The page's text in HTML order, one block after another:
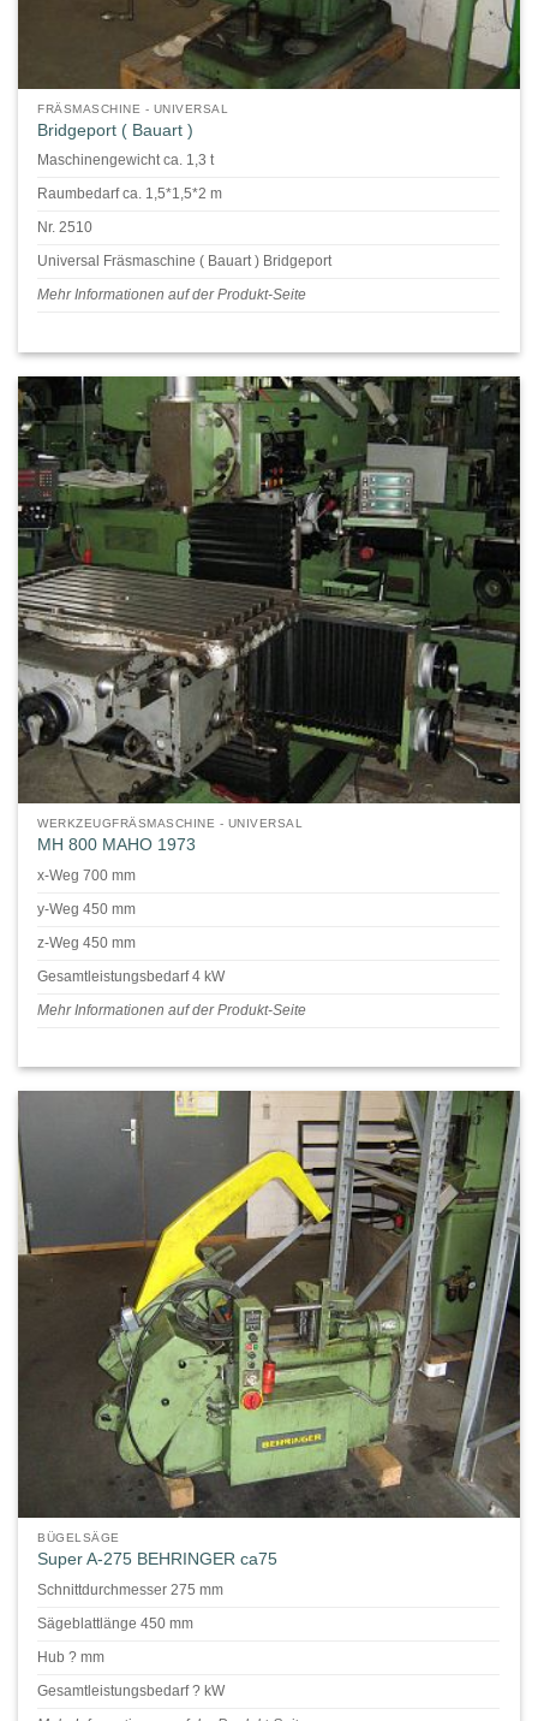
FRÄSMASCHINE - UNIVERSAL
Bridgeport ( Bauart )
Maschinengewicht ca. 1,3 t
Raumbedarf ca. 1,5*1,5*2 m
Nr. 2510
Universal Fräsmaschine ( Bauart ) Bridgeport
Mehr Informationen auf der Produkt-Seite
WERKZEUGFRÄSMASCHINE - UNIVERSAL
MH 800 MAHO 1973
x-Weg 700 mm
y-Weg 450 mm
z-Weg 450 mm
Gesamtleistungsbedarf 4 kW
Mehr Informationen auf der Produkt-Seite
BÜGELSÄGE
Super A-275 BEHRINGER ca75
Schnittdurchmesser 275 mm
Sägeblattlänge 450 mm
Hub ? mm
Gesamtleistungsbedarf ? kW